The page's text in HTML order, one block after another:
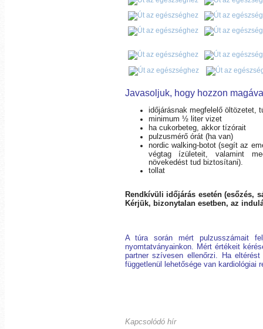
Javasoljuk, hogy hozzon
időjárásnak megfelelő öltözetet,
minimum ½ liter vizet
ha cukorbeteg, akkor tízórait
pulzusmérő órát (ha van)
nordic walking-botot (segít az
végtag ízületeit, valamint
növekedést tud biztosítani).
tollat
Rendkívüli időjárás esetén (esőzés,
Kérjük, bizonytalan esetben, az
A túra során mért pulzusszámait
nyomtatványainkon. Mért értékeit
partner szívesen ellenőrzi. Ha
függetlenül lehetősége van kardiológiai
Kapcsolódó hír